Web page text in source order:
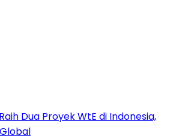
Raih Dua Proyek WtE di Indonesia,